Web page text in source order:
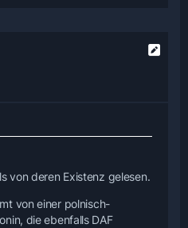
von deren Existenz gelesen.
von einer polnisch-
die ebenfalls DAF